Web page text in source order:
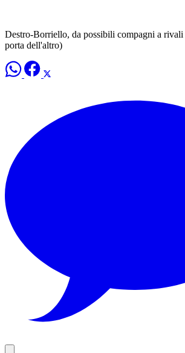
Destro-Borriello, da possibili compagni a
porta dell'altro)